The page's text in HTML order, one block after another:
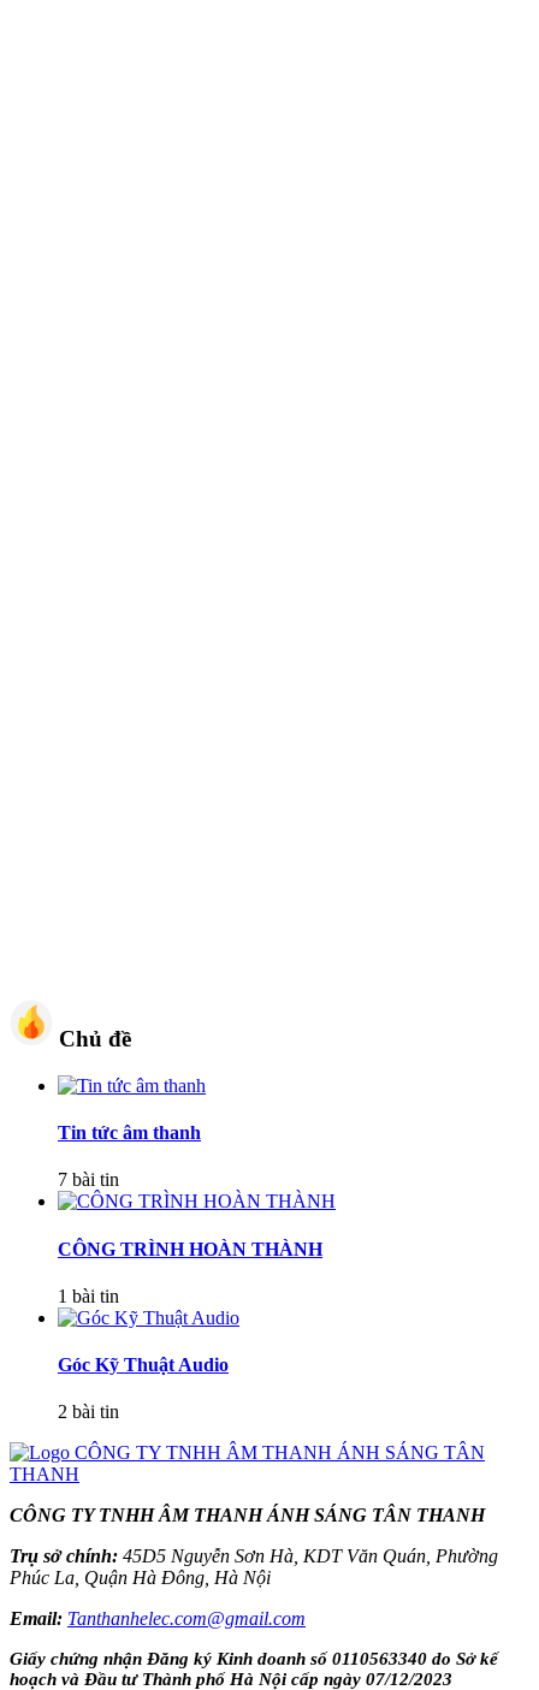
Chủ đề
Tin tức âm thanh
7 bài tin
CÔNG TRÌNH HOÀN THÀNH
1 bài tin
Góc Kỹ Thuật Audio
2 bài tin
CÔNG TY TNHH ÂM THANH ÁNH SÁNG TÂN THANH
Trụ sở chính: 45D5 Nguyễn Sơn Hà, KDT Văn Quán, Phường
Phúc La, Quận Hà Đông, Hà Nội
Email: Tanthanhelec.com@gmail.com
Giấy chứng nhận Đăng ký Kinh doanh số 0110563340 do Sở kế
hoạch và Đầu tư Thành phố Hà Nội cấp ngày 07/12/2023